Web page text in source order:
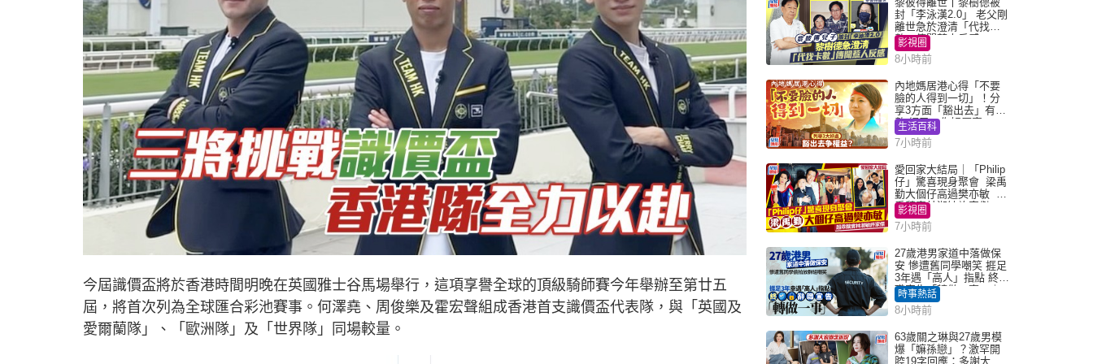
今屆識價盃將於香港時間明晚在英國雅士谷馬場舉行，這項享譽全球的頂級騎師賽今年舉辦至第廿五
屆，將首次列為全球匯合彩池賽事。何澤堯、周俊樂及霍宏聲組成香港首支識價盃代表隊，與「英國及
愛爾蘭隊」、「歐洲隊」及「世界隊」同場較量。
封「李泳漢2.0」 老父剛
離世急於澄清「代找卡
數」傳聞惹人反感
影視圈
8小時前
內地媽居港心得「不要
臉的人得到一切」！分
享3方面「豁出去」有著
數 網民：你好厲害
生活百科
7小時前
愛回家大結局｜「Philip
仔」驚喜現身聚會 梁禹
勤大個仔高過樊亦敏 超
乖黐實林淑敏許家傑
影視圈
7小時前
27歲港男家道中落做保
安 慘遭舊同學嘲笑 捱足
3年遇「高人」指點 終辭
職宣告「轉做一事」｜
Juicy叮
時事熱話
8小時前
63歲關之琳與27歲男模
爆「嫲孫戀」？激罕開
腔19字回應：多謝大家